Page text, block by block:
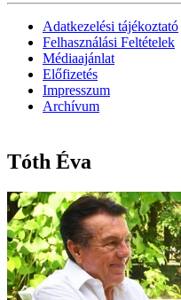
Adatkezelési tájékoztató
Felhasználási Feltételek
Médiaajánlat
Előfizetés
Impresszum
Archívum
Tóth Éva